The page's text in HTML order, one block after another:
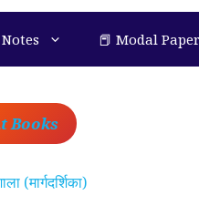
📕 Modal
Books
(मार्गदर्शिका)